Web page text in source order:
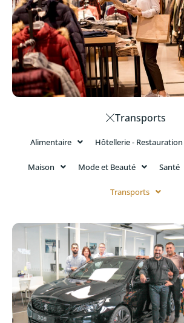
Transports
Alimentaire Hôtellerie - Restauration
Maison Mode et Beauté Santé
Transports